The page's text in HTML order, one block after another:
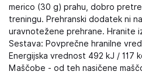
merico (30 g) prahu, dobro
treningu. Prehranski dodatek ni
uravnotežene prehrane. Hranite
Sestava: Povprečne hranilne
Energijska vrednost 492 kJ / 117
Maščobe - od teh nasičene